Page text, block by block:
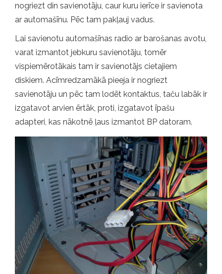
nogriezt din savienotāju, caur kuru ierīce ir savienota
ar automašīnu. Pēc tam pakļauj vadus.
Lai savienotu automašīnas radio ar barošanas avotu,
varat izmantot jebkuru savienotāju, tomēr
vispiemērotākais tam ir savienotājs cietajiem
diskiem. Acīmredzamākā pieeja ir nogriezt
savienotāju un pēc tam lodēt kontaktus, taču labāk ir
izgatavot arvien ērtāk, proti, izgatavot īpašu
adapteri, kas nākotnē ļaus izmantot BP datoram.